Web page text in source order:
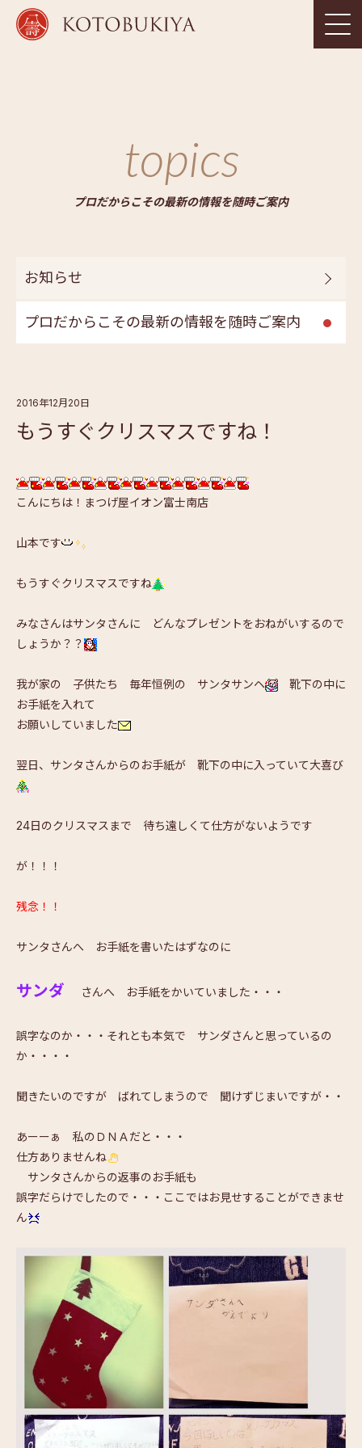
topics
プロだからこその最新の情報を随時ご案内
お知らせ
プロだからこその最新の情報を随時ご案内
2016年12月20日
もうすぐクリスマスですね！
こんにちは！まつげ屋イオン富士南店
山本です
もうすぐクリスマスですね
みなさんはサンタさんに どんなプレゼントをおねがいするので
しょうか？？
我が家の 子供たち 毎年恒例の サンタサンヘ
靴下の中に
お手紙を入れて
お願いしていました
翌日、サンタさんからのお手紙が 靴下の中に入っていて大喜び
24日のクリスマスまで 待ち遠しくて仕方がないようです
が！！！
残念！！
サンタさんへ お手紙を書いたはずなのに
サンダ さんへ お手紙をかいていました・・・
誤字なのか・・・それとも本気で サンダさんと思っているの
か・・・・
聞きたいのですが ばれてしまうので 聞けずじまいですが・・
あーーぁ 私のＤＮＡだと・・・
仕方ありませんね
サンタさんからの返事のお手紙も
誤字だらけでしたので・・・ここではお見せすることができませ
ん